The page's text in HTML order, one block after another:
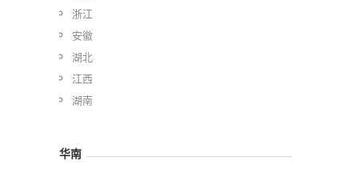
浙江
安徽
湖北
江西
湖南
华南